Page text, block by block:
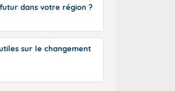
dans votre région ?
sur le changement